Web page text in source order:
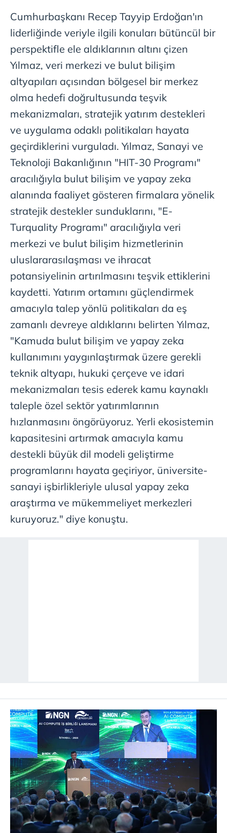
Cumhurbaşkanı Recep Tayyip Erdoğan'ın
liderliğinde veriyle ilgili konuları bütüncül bir
perspektifle ele aldıklarının altını çizen
Yılmaz, veri merkezi ve bulut bilişim
altyapıları açısından bölgesel bir merkez
olma hedefi doğrultusunda teşvik
mekanizmaları, stratejik yatırım destekleri
ve uygulama odaklı politikaları hayata
geçirdiklerini vurguladı. Yılmaz, Sanayi ve
Teknoloji Bakanlığının "HIT-30 Programı"
aracılığıyla bulut bilişim ve yapay zeka
alanında faaliyet gösteren firmalara yönelik
stratejik destekler sunduklarını, "E-
Turquality Programı" aracılığıyla veri
merkezi ve bulut bilişim hizmetlerinin
uluslararasılaşması ve ihracat
potansiyelinin artırılmasını teşvik ettiklerini
kaydetti. Yatırım ortamını güçlendirmek
amacıyla talep yönlü politikaları da eş
zamanlı devreye aldıklarını belirten Yılmaz,
"Kamuda bulut bilişim ve yapay zeka
kullanımını yaygınlaştırmak üzere gerekli
teknik altyapı, hukuki çerçeve ve idari
mekanizmaları tesis ederek kamu kaynaklı
taleple özel sektör yatırımlarının
hızlanmasını öngörüyoruz. Yerli ekosistemin
kapasitesini artırmak amacıyla kamu
destekli büyük dil modeli geliştirme
programlarını hayata geçiriyor, üniversite-
sanayi işbirlikleriyle ulusal yapay zeka
araştırma ve mükemmeliyet merkezleri
kuruyoruz." diye konuştu.